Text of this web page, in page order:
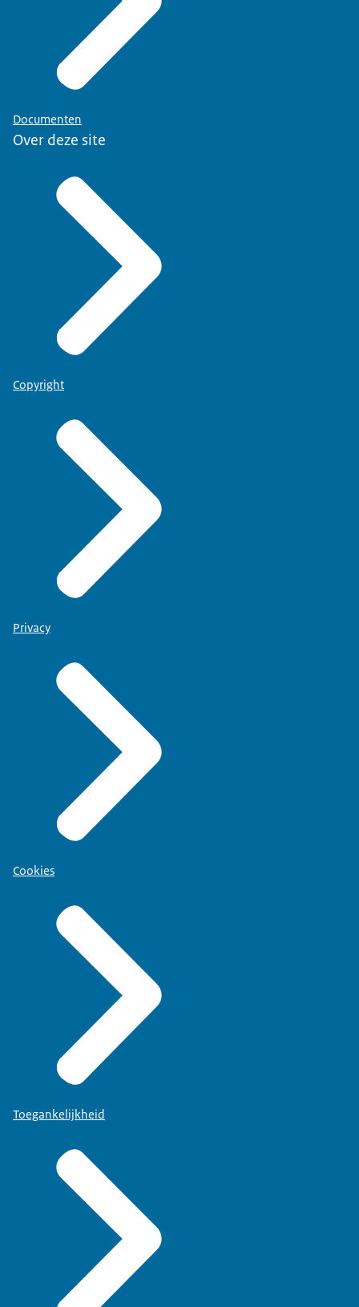
Documenten
Over deze site
Copyright
Privacy
Cookies
Toegankelijkheid